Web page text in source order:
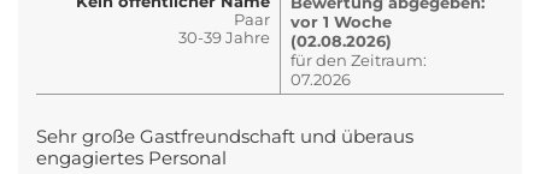
Paar
30-39 Jahre
vor 1 Woche
(02.08.2026)
für den Zeitraum:
07.2026
Sehr große Gastfreundschaft und überaus
engagiertes Personal